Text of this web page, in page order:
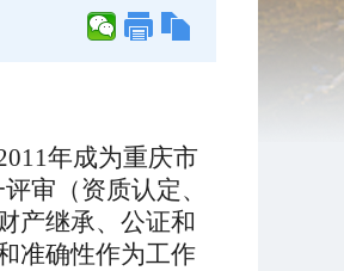
年成为重庆市
审（资质认定、
产继承、公证和
准确性作为工作